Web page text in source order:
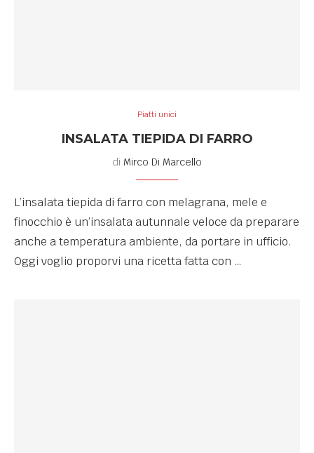
Piatti unici
INSALATA TIEPIDA DI FARRO
di Mirco Di Marcello
L’insalata tiepida di farro con melagrana, mele e
finocchio è un’insalata autunnale veloce da preparare
anche a temperatura ambiente, da portare in ufficio.
Oggi voglio proporvi una ricetta fatta con …